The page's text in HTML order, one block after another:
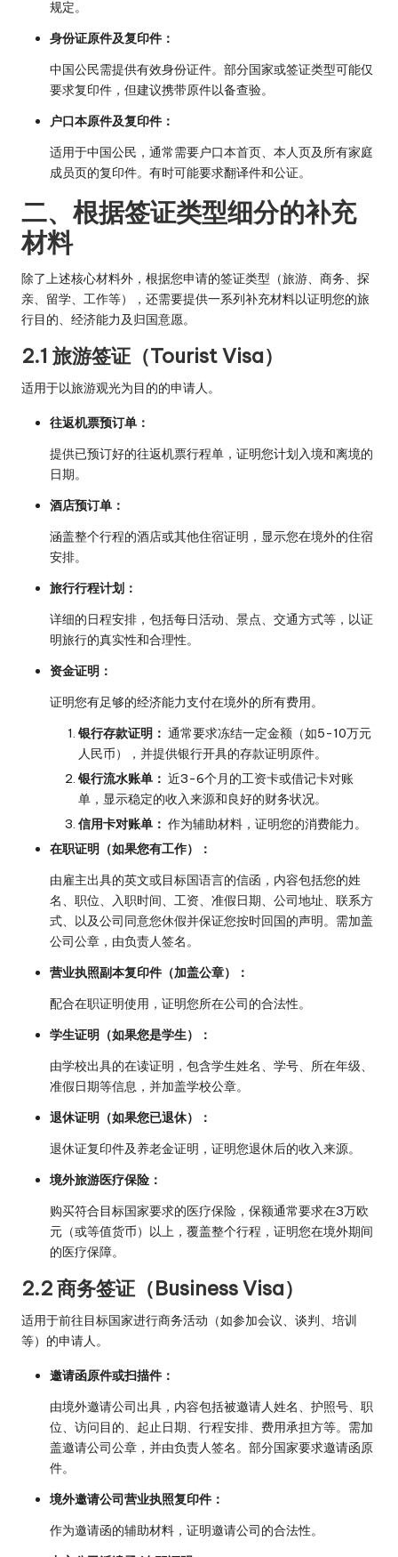
规定。
身份证原件及复印件：
中国公民需提供有效身份证件。部分国家或签证类型可能仅
要求复印件，但建议携带原件以备查验。
户口本原件及复印件：
适用于中国公民，通常需要户口本首页、本人页及所有家庭
成员页的复印件。有时可能要求翻译件和公证。
二、根据签证类型细分的补充
材料
除了上述核心材料外，根据您申请的签证类型（旅游、商务、探
亲、留学、工作等），还需要提供一系列补充材料以证明您的旅
行目的、经济能力及归国意愿。
2.1 旅游签证（Tourist Visa）
适用于以旅游观光为目的的申请人。
往返机票预订单：
提供已预订好的往返机票行程单，证明您计划入境和离境的
日期。
酒店预订单：
涵盖整个行程的酒店或其他住宿证明，显示您在境外的住宿
安排。
旅行行程计划：
详细的日程安排，包括每日活动、景点、交通方式等，以证
明旅行的真实性和合理性。
资金证明：
证明您有足够的经济能力支付在境外的所有费用。
银行存款证明： 通常要求冻结一定金额（如5-10万元
人民币），并提供银行开具的存款证明原件。
银行流水账单： 近3-6个月的工资卡或借记卡对账
单，显示稳定的收入来源和良好的财务状况。
信用卡对账单： 作为辅助材料，证明您的消费能力。
在职证明（如果您有工作）：
由雇主出具的英文或目标国语言的信函，内容包括您的姓
名、职位、入职时间、工资、准假日期、公司地址、联系方
式、以及公司同意您休假并保证您按时回国的声明。需加盖
公司公章，由负责人签名。
营业执照副本复印件（加盖公章）：
配合在职证明使用，证明您所在公司的合法性。
学生证明（如果您是学生）：
由学校出具的在读证明，包含学生姓名、学号、所在年级、
准假日期等信息，并加盖学校公章。
退休证明（如果您已退休）：
退休证复印件及养老金证明，证明您退休后的收入来源。
境外旅游医疗保险：
购买符合目标国家要求的医疗保险，保额通常要求在3万欧
元（或等值货币）以上，覆盖整个行程，证明您在境外期间
的医疗保障。
2.2 商务签证（Business Visa）
适用于前往目标国家进行商务活动（如参加会议、谈判、培训
等）的申请人。
邀请函原件或扫描件：
由境外邀请公司出具，内容包括被邀请人姓名、护照号、职
位、访问目的、起止日期、行程安排、费用承担方等。需加
盖邀请公司公章，并由负责人签名。部分国家要求邀请函原
件。
境外邀请公司营业执照复印件：
作为邀请函的辅助材料，证明邀请公司的合法性。